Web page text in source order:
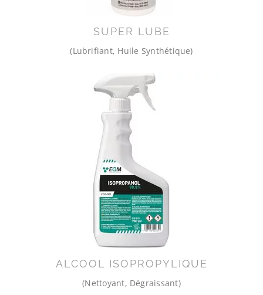
SUPER LUBE
(Lubrifiant, Huile Synthétique)
ALCOOL ISOPROPYLIQUE
(Nettoyant, Dégraissant)